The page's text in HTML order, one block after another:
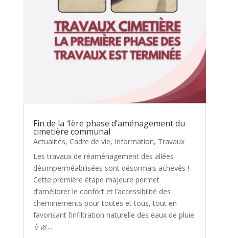
Fin de la 1ère phase d’aménagement du
cimetière communal
Actualités, Cadre de vie, Information, Travaux
Les travaux de réaménagement des allées
désimperméabilisées sont désormais achevés !
Cette première étape majeure permet
d’améliorer le confort et l’accessibilité des
cheminements pour toutes et tous, tout en
favorisant l’infiltration naturelle des eaux de pluie.
💧🌿...